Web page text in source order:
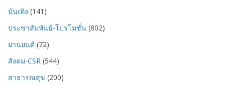
บันเทิง (141)
ประชาสัมพันธ์-โปรโมชั่น (802)
ยานยนต์ (72)
สังคม-CSR (544)
สาธารณสุข (200)